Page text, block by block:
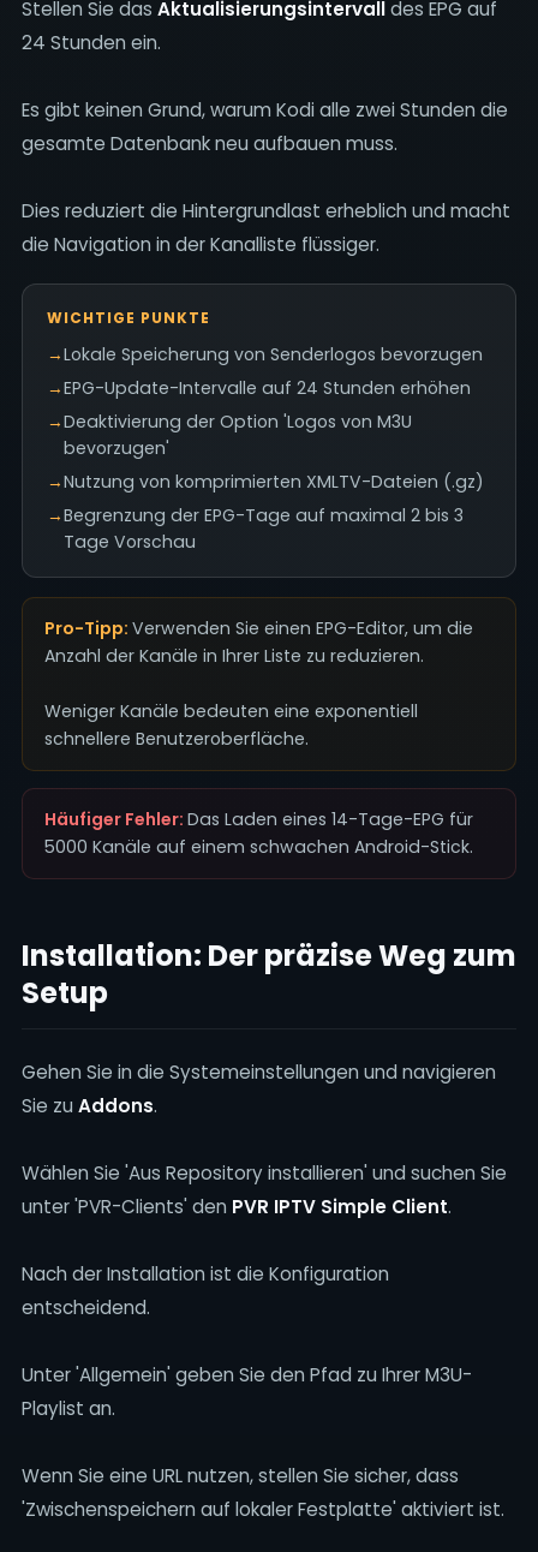
Stellen Sie das Aktualisierungsintervalldes EPG auf
24 Stunden ein.
Es gibt keinen Grund, warum Kodi alle zwei Stunden die
gesamte Datenbank neu aufbauen muss.
Dies reduziert die Hintergrundlast erheblich und macht
die Navigation in der Kanalliste flüssiger.
WICHTIGE PUNKTE
→Lokale Speicherung von Senderlogos bevorzugen
→EPG-Update-Intervalle auf 24 Stunden erhöhen
→Deaktivierung der Option 'Logos von M3U
bevorzugen'
→Nutzung von komprimierten XMLTV-Dateien (.gz)
→Begrenzung der EPG-Tage auf maximal 2 bis 3
Tage Vorschau
Pro-Tipp: Verwenden Sie einen EPG-Editor, um die
Anzahl der Kanäle in Ihrer Liste zu reduzieren.
Weniger Kanäle bedeuten eine exponentiell
schnellere Benutzeroberfläche.
Häufiger Fehler: Das Laden eines 14-Tage-EPG für
5000 Kanäle auf einem schwachen Android-Stick.
Installation: Der präzise Weg zum
Setup
Gehen Sie in die Systemeinstellungen und navigieren
Sie zu Addons.
Wählen Sie 'Aus Repository installieren' und suchen Sie
unter 'PVR-Clients' den PVR IPTV Simple Client.
Nach der Installation ist die Konfiguration
entscheidend.
Unter 'Allgemein' geben Sie den Pfad zu Ihrer M3U-
Playlist an.
Wenn Sie eine URL nutzen, stellen Sie sicher, dass
'Zwischenspeichern auf lokaler Festplatte' aktiviert ist.